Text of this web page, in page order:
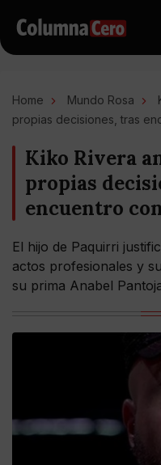
Home Mundo Rosa
propias decisiones, tras
Kiko Rivera
propias
encuentro
El hijo de Paquirri
actos profesionales y
su prima Anabel